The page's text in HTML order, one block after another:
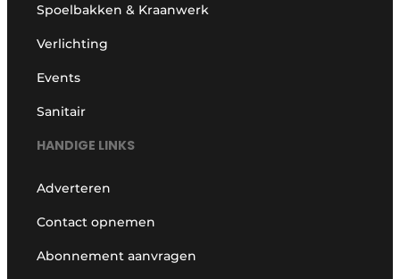
Spoelbakken & Kraanwerk
Verlichting
Events
Sanitair
HANDIGE LINKS
Adverteren
Contact opnemen
Abonnement aanvragen